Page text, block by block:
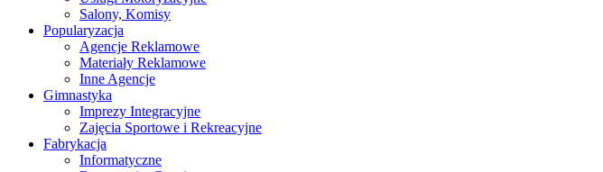
Salony, Komisy
Popularyzacja
Agencje Reklamowe
Materiały Reklamowe
Inne Agencje
Gimnastyka
Imprezy Integracyjne
Zajęcia Sportowe i Rekreacyjne
Fabrykacja
Informatyczne